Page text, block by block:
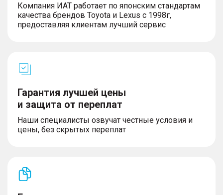
Компания ИАТ работает по японским стандартам
качества брендов Toyota и Lexus с 1998г,
предоставляя клиентам лучший сервис
Гарантия лучшей цены
и защита от переплат
Наши специалисты озвучат честные условия и
цены, без скрытых переплат